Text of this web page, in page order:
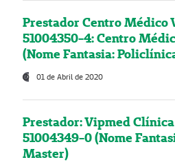
Prestador Centro Médico
51004350-4: Centro
(Nome Fantasia:
01 de Abril de 2020
Prestador: Vipmed
51004349-0 (Nome
Master)